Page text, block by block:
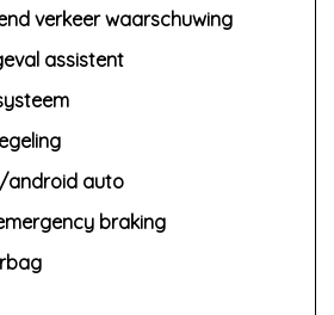
verkeer waarschuwing
assistent
android auto
braking